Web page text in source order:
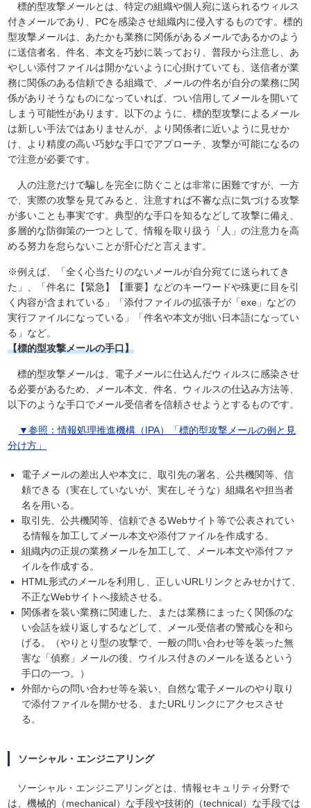
標的型攻撃メールとは、特定の組織や個人宛に送られるウィルス
付きメールであり、PCを感染させ組織内に侵入するものです。標的
型攻撃メールは、あたかも業務に関係があるメールであるかのよう
に送信者名、件名、本文を巧妙に装っており、普段から注意し、あ
やしい添付ファイルは開かないように心掛けていても、送信者が業
務に関係のある信頼できる組織で、メールの件名が自分の業務に関
係がありそうなものになっていれば、つい信用してメールを開いて
しまう可能性があります。以下のように、標的型攻撃によるメール
は新しい手法ではありませんが、より関係者に近いように見せか
け、より精度の高い巧妙な手口でアプローチ、攻撃が可能になるの
で注意が必要です。
人の注意だけで騙しを完全に防ぐことは非常に困難ですが、一方
で、実際の攻撃を見てみると、注意すれば不審な点に気づける攻撃
が多いことも事実です。典型的な手口を知るなどして攻撃に備え、
多層的な防御策の一つとして、情報を取り扱う「人」の注意力を高
める努力を怠らないことが肝心だと言えます。
※例えば、「全く心当たりのないメールが自分宛てに送られてき
た」、「件名に【緊急】【重要】などのキーワードや殊更に目を引
く内容が含まれている」「添付ファイルの拡張子が「exe」などの
実行ファイルになっている」「件名や本文が拙い日本語になってい
る」など。
【標的型攻撃メールの手口】
標的型攻撃メールは、電子メールに仕込んだウィルスに感染させ
る必要があるため、メール本文、件名、ウィルスの仕込み方法等、
以下のような手口でメール受信者を信頼させようとするものです。
▼参照：情報処理推進機構（IPA）「標的型攻撃メールの例と見
分け方」
電子メールの差出人や本文に、取引先の署名、公共機関等、信
頼できる（実在していないが、実在しそうな）組織名や担当者
名を用いる。
取引先、公共機関等、信頼できるWebサイト等で公表されてい
る情報を加工してメール本文や添付ファイルを作成する。
組織内の正規の業務メールを加工して、メール本文や添付ファ
イルを作成する。
HTML形式のメールを利用し、正しいURLリンクとみせかけて、
不正なWebサイトへ接続させる。
関係者を装い業務に関連した、または業務にまったく関係のな
い会話を繰り返しするなどして、メール受信者の警戒心を和ら
げる。（やりとり型の攻撃で、一般の問い合わせ等を装った無
害な「偵察」メールの後、ウイルス付きのメールを送るという
手口の一つ。）
外部からの問い合わせ等を装い、自然な電子メールのやり取り
で添付ファイルを開かせる、またURLリンクにアクセスさせ
る。
ソーシャル・エンジニアリング
ソーシャル・エンジニアリングとは、情報セキュリティ分野で
は、機械的（mechanical）な手段や技術的（technical）な手段では